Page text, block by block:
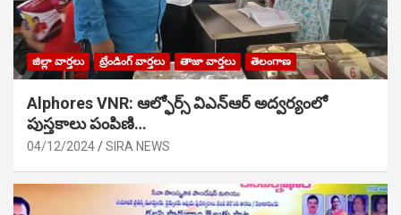
జిల్లా వార్తలు ట్రేండింగ్ వార్తలు తాజా వార్తలు తెలంగాణ
Alphores VNR: ఆల్ఫోర్స్ విఎన్ఆర్ అద్వర్యంలో
పుస్తకాలు పంపిణి…
04/12/2024 SIRA NEWS